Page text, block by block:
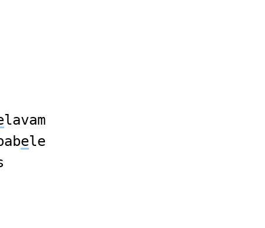
lavam
ele